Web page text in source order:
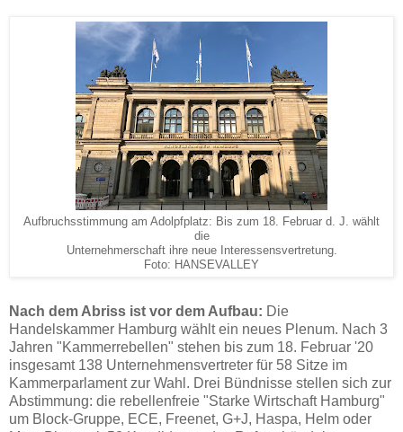
Aufbruchsstimmung am Adolpfplatz: Bis zum 18. Februar d. J. wählt
die
Unternehmerschaft ihre neue Interessensvertretung.
Foto: HANSEVALLEY
Nach dem Abriss ist vor dem Aufbau: Die
Handelskammer Hamburg wählt ein neues Plenum. Nach 3
Jahren "Kammerrebellen" stehen bis zum 18. Februar '20
insgesamt 138 Unternehmensvertreter für 58 Sitze im
Kammerparlament zur Wahl. Drei Bündnisse stellen sich zur
Abstimmung: die rebellenfreie "Starke Wirtschaft Hamburg"
um Block-Gruppe, ECE, Freenet, G+J, Haspa, Helm oder